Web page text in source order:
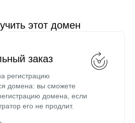
этот домен
заказ
регистрацию
домена: вы сможете
домена, если
его не продлит.